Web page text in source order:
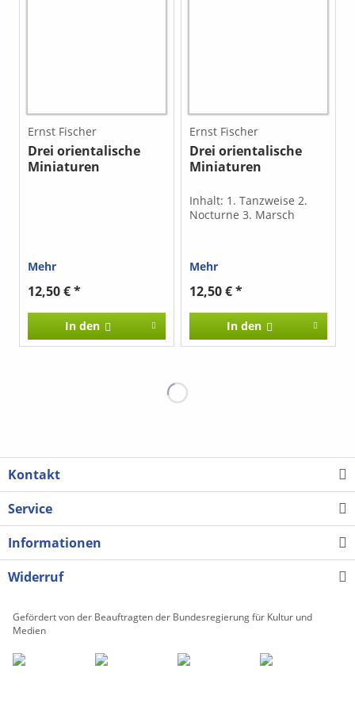
Ernst Fischer
Drei orientalische
Miniaturen
Mehr
12,50 € *
In den
Ernst Fischer
Drei orientalische
Miniaturen
Inhalt: 1. Tanzweise 2.
Nocturne 3. Marsch
Mehr
12,50 € *
In den
Kontakt
Service
Informationen
Widerruf
Gefördert von der Beauftragten der Bundesregierung für Kultur und
Medien